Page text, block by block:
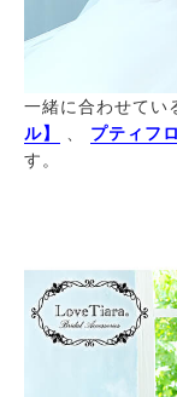
一緒に合わせてい
ル】
プティフ
す。